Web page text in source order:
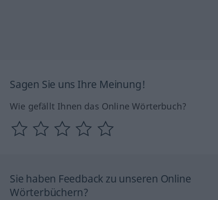
Sagen Sie uns Ihre Meinung!
Wie gefällt Ihnen das Online Wörterbuch?
Sie haben Feedback zu unseren Online
Wörterbüchern?